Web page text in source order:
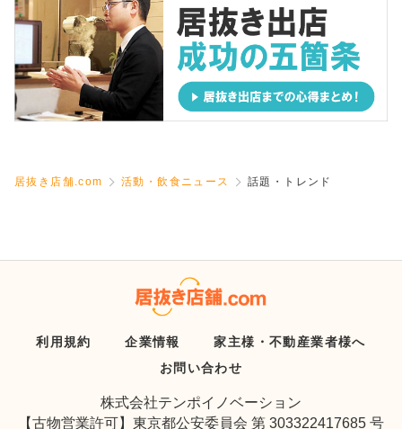
居抜き店舗.com 活動・飲食ニュース 話題・トレンド
利用規約 企業情報
家主様・不動産業者様へ
お問い合わせ
株式会社テンポイノベーション
【古物営業許可】東京都公安委員会 第 303322417685 号